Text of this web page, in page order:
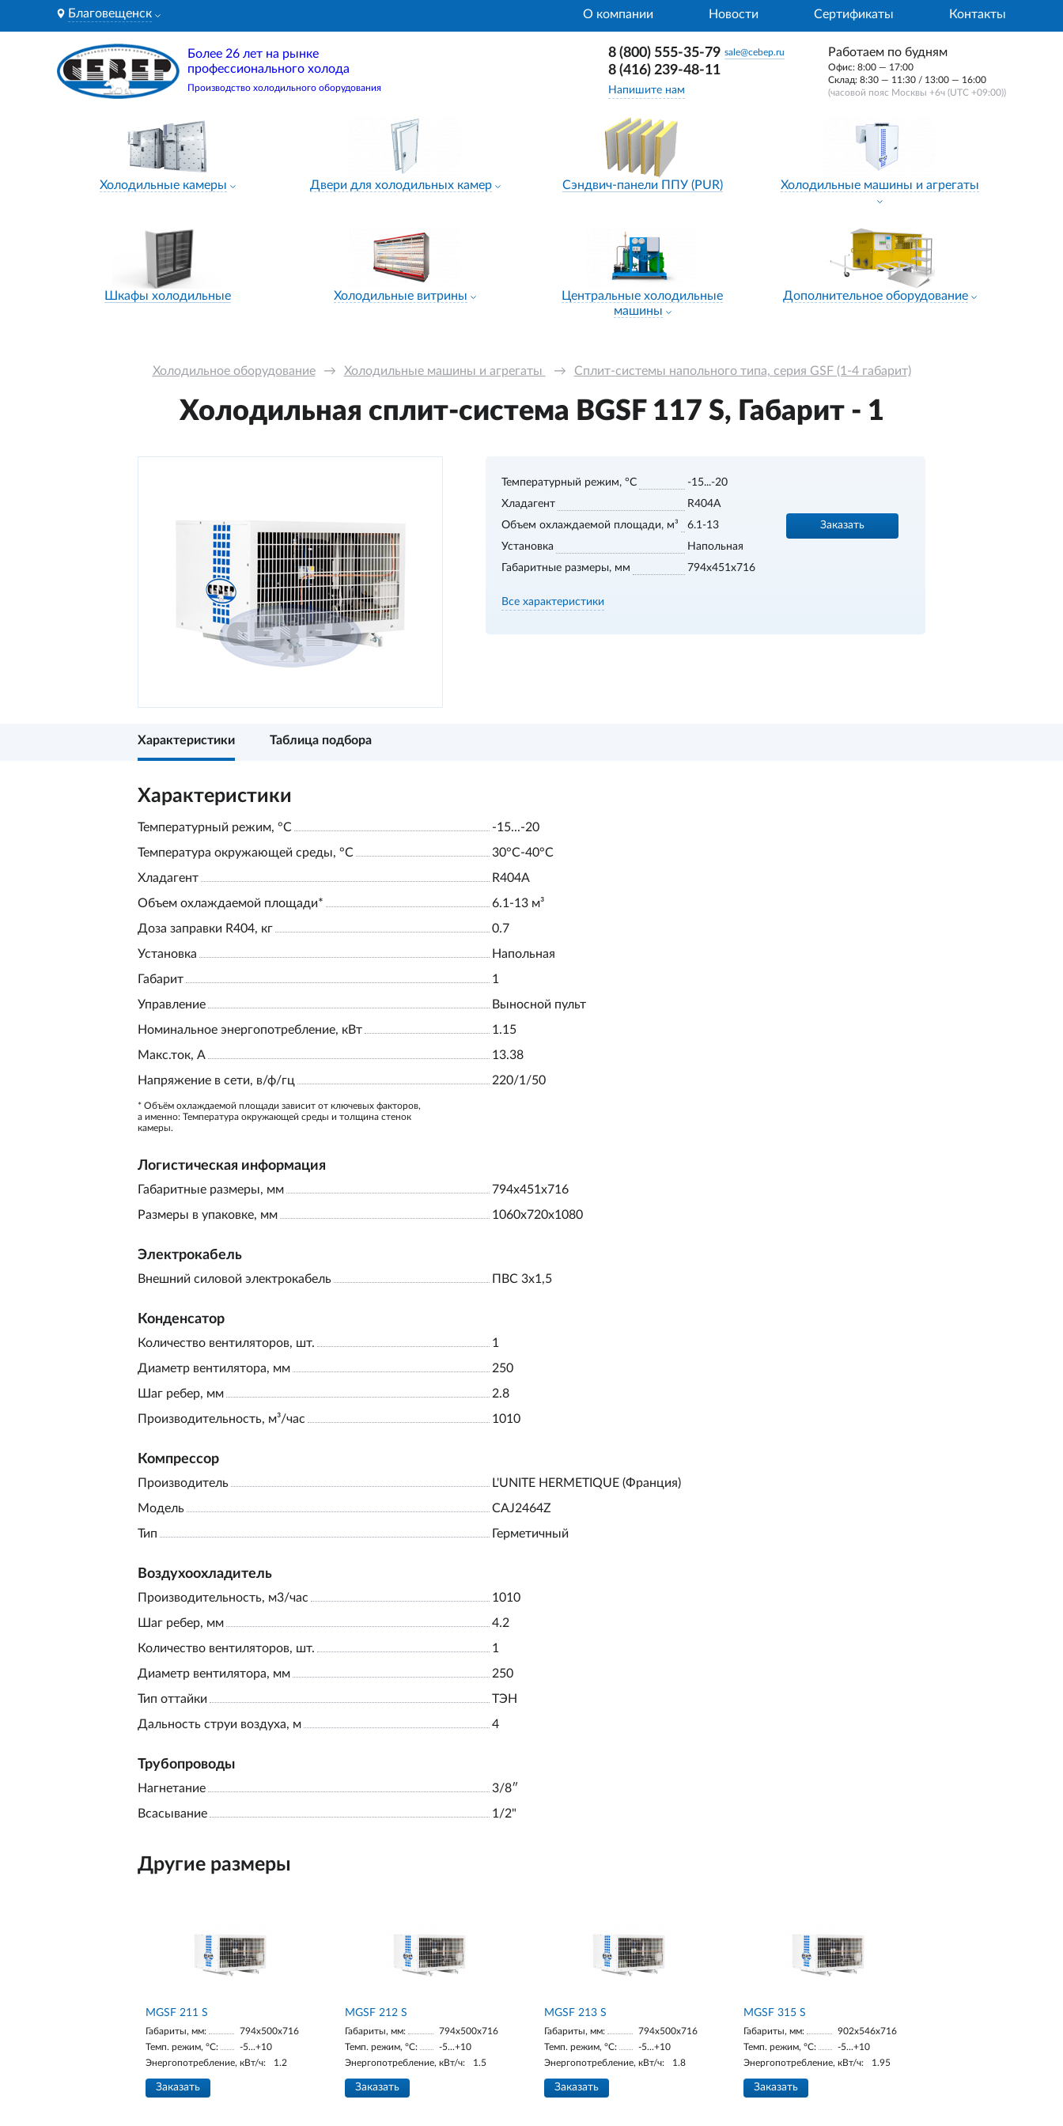
Благовещенск О компании Новости Сертификаты Контакты
Более 26 лет на рынке
профессионального холода
Производство холодильного оборудования
8 (800) 555-35-79 sale@cebep.ru
8 (416) 239-48-11
Напишите нам
Работаем по будням
Офис: 8:00 — 17:00
Склад: 8:30 — 11:30 / 13:00 — 16:00
(часовой пояс Москвы +6ч (UTC +09:00))
Холодильные камеры Двери для холодильных камер Сэндвич-панели ППУ (PUR) Холодильные машины и агрегаты
Шкафы холодильные Холодильные витрины
Центральные холодильные
машины
Дополнительное оборудование
Холодильное оборудование → Холодильные машины и агрегаты → Сплит-системы напольного типа, серия GSF (1-4 габарит)
Холодильная сплит-система BGSF 117 S, Габарит - 1
Температурный режим, °С
-15...-20
Хладагент
R404A
Объем охлаждаемой площади, м³
6.1-13
Установка
Напольная
Габаритные размеры, мм
794x451x716
Заказать
Все характеристики
Характеристики Таблица подбора
Характеристики
Температурный режим, °С
-15...-20
Температура окружающей среды, °С
30°С-40°С
Хладагент
R404A
Объем охлаждаемой площади*
6.1-13 м³
Доза заправки R404, кг
0.7
Установка
Напольная
Габарит
1
Управление
Выносной пульт
Номинальное энергопотребление, кВт
1.15
Макс.ток, А
13.38
Напряжение в сети, в/ф/гц
220/1/50
* Объём охлаждаемой площади зависит от ключевых факторов,
а именно: Температура окружающей среды и толщина стенок
камеры.
Логистическая информация
Габаритные размеры, мм
794x451x716
Размеры в упаковке, мм
1060x720x1080
Электрокабель
Внешний силовой электрокабель ПВС 3х1,5
Конденсатор
Количество вентиляторов, шт.
1
Диаметр вентилятора, мм
250
Шаг ребер, мм
2.8
Производительность, м³/час
1010
Компрессор
Производитель
L'UNITE HERMETIQUE (Франция)
Модель
САJ2464Z
Тип
Герметичный
Воздухоохладитель
Производительность, м3/час
1010
Шаг ребер, мм
4.2
Количество вентиляторов, шт.
1
Диаметр вентилятора, мм
250
Тип оттайки
ТЭН
Дальность струи воздуха, м
4
Трубопроводы
Нагнетание
3/8ʺ
Всасывание
1/2"
Другие размеры
МGSF 211 S
Габариты, мм:
794x500x716
Темп. режим, °С:
-5...+10
Энергопотребление, кВт/ч:
1.2
Заказать
МGSF 212 S
Габариты, мм:
794x500x716
Темп. режим, °С:
-5...+10
Энергопотребление, кВт/ч:
1.5
Заказать
МGSF 213 S
Габариты, мм:
794x500x716
Темп. режим, °С:
-5...+10
Энергопотребление, кВт/ч:
1.8
Заказать
МGSF 315 S
Габариты, мм:
902x546x716
Темп. режим, °С:
-5...+10
Энергопотребление, кВт/ч:
1.95
Заказать